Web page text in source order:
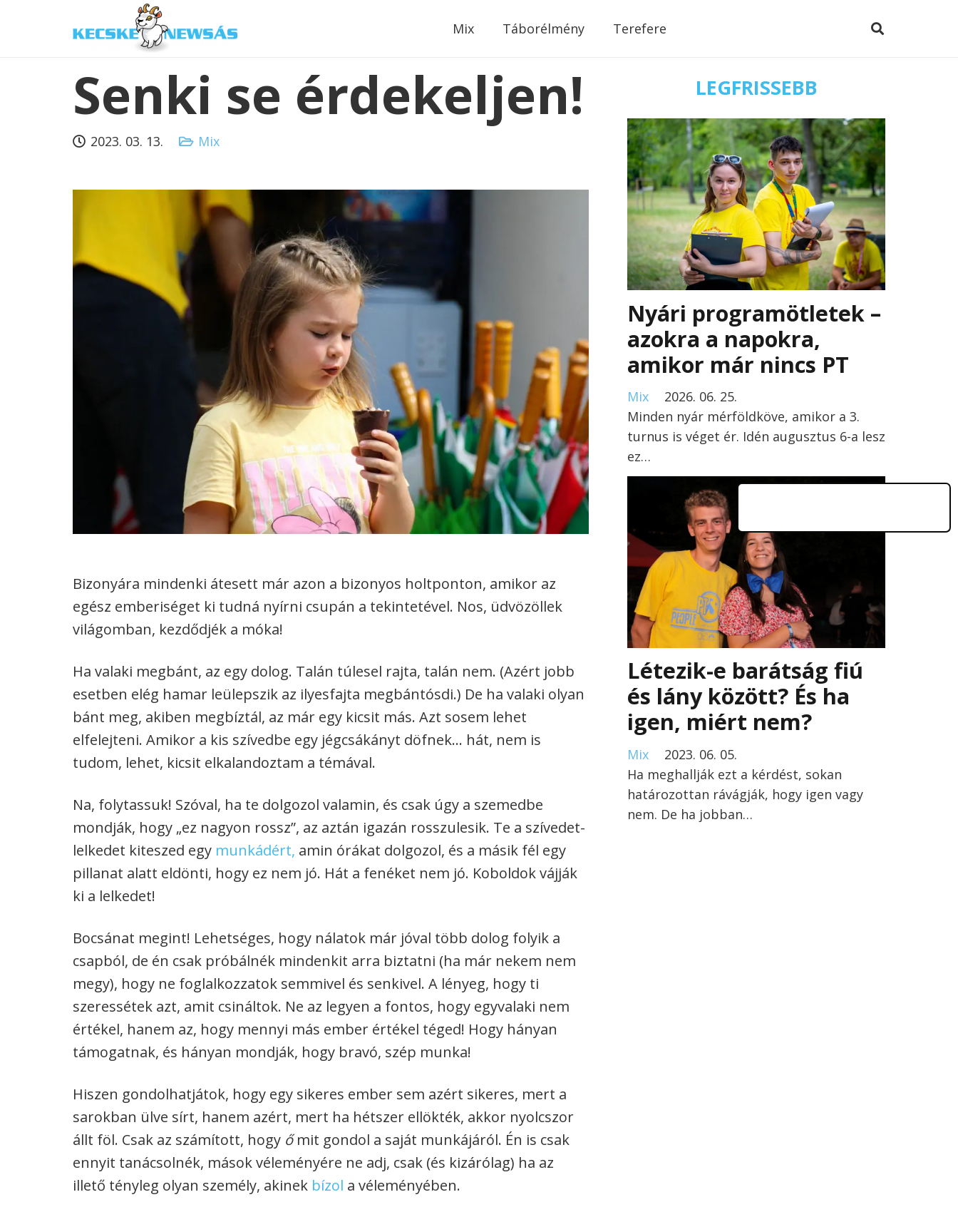
Mix Táborélmény Terefere
Senki se érdekeljen!
2023. 03. 13. Mix
Bizonyára mindenki átesett már azon a bizonyos holtponton, amikor az
egész emberiséget ki tudná nyírni csupán a tekintetével. Nos, üdvözöllek
világomban, kezdődjék a móka!
Ha valaki megbánt, az egy dolog. Talán túlesel rajta, talán nem. (Azért jobb
esetben elég hamar leülepszik az ilyesfajta megbántósdi.) De ha valaki olyan
bánt meg, akiben megbíztál, az már egy kicsit más. Azt sosem lehet
elfelejteni. Amikor a kis szívedbe egy jégcsákányt döfnek… hát, nem is
tudom, lehet, kicsit elkalandoztam a témával.
Na, folytassuk! Szóval, ha te dolgozol valamin, és csak úgy a szemedbe
mondják, hogy „ez nagyon rossz”, az aztán igazán rosszulesik. Te a szívedet-
lelkedet kiteszed egy munkádért, amin órákat dolgozol, és a másik fél egy
pillanat alatt eldönti, hogy ez nem jó. Hát a fenéket nem jó. Koboldok vájják
ki a lelkedet!
Bocsánat megint! Lehetséges, hogy nálatok már jóval több dolog folyik a
csapból, de én csak próbálnék mindenkit arra biztatni (ha már nekem nem
megy), hogy ne foglalkozzatok semmivel és senkivel. A lényeg, hogy ti
szeressétek azt, amit csináltok. Ne az legyen a fontos, hogy egyvalaki nem
értékel, hanem az, hogy mennyi más ember értékel téged! Hogy hányan
támogatnak, és hányan mondják, hogy bravó, szép munka!
Hiszen gondolhatjátok, hogy egy sikeres ember sem azért sikeres, mert a
sarokban ülve sírt, hanem azért, mert ha hétszer ellökték, akkor nyolcszor
állt föl. Csak az számított, hogy őmit gondol a saját munkájáról. Én is csak
ennyit tanácsolnék, mások véleményére ne adj, csak (és kizárólag) ha az
illető tényleg olyan személy, akinek bízol a véleményében.
LEGFRISSEBB
Nyári programötletek –
azokra a napokra,
amikor már nincs PT
Mix
2026. 06. 25.
Minden nyár mérföldköve, amikor a 3.
turnus is véget ér. Idén augusztus 6-a lesz
ez…
Létezik-e barátság fiú
és lány között? És ha
igen, miért nem?
Mix
2023. 06. 05.
Ha meghallják ezt a kérdést, sokan
határozottan rávágják, hogy igen vagy
nem. De ha jobban…